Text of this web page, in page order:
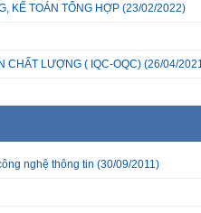
KẾ TOÁN TỔNG HỢP (23/02/2022)
CHẤT LƯỢNG ( IQC-OQC) (26/04/
nghệ thông tin (30/09/2011)